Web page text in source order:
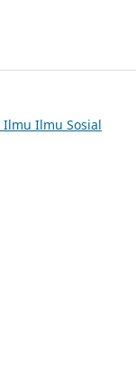
Ilmu Ilmu Sosial